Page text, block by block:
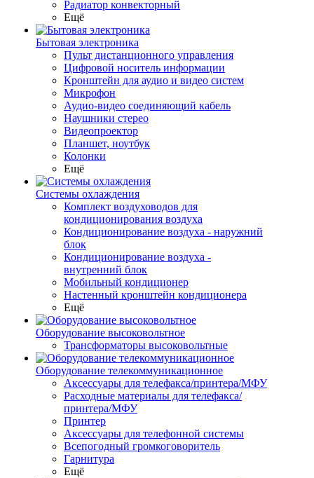
Радиатор конвекторный
Ещё
Бытовая электроника
Пульт дистанционного управления
Цифровой носитель информации
Кронштейн для аудио и видео систем
Микрофон
Аудио-видео соединяющий кабель
Наушники стерео
Видеопроектор
Планшет, ноутбук
Колонки
Ещё
Системы охлаждения
Комплект воздуховодов для
кондиционирования воздуха
Кондиционирование воздуха - наружний
блок
Кондиционирование воздуха -
внутренний блок
Мобильный кондиционер
Настенный кронштейн кондиционера
Ещё
Оборудование высоковольтное
Трансформаторы высоковольтные
Оборудование телекоммуникационное
Аксессуары для телефакса/принтера/МФУ
Расходные материалы для телефакса/
принтера/МФУ
Принтер
Аксессуары для телефонной системы
Всепогодный громкоговоритель
Гарнитура
Ещё